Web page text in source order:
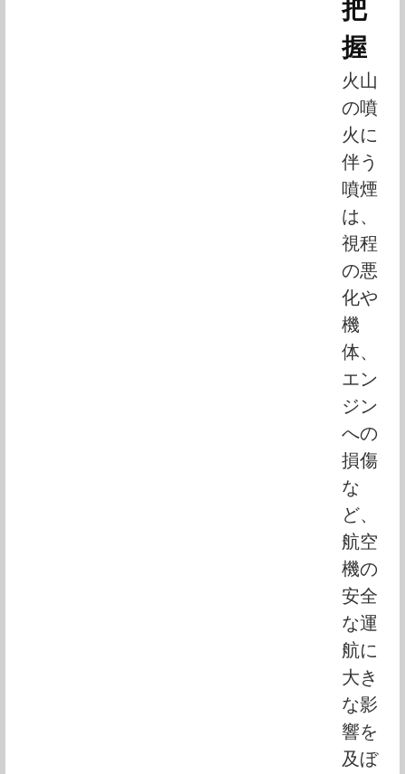
把
握
火山
の噴
火に
伴う
噴煙
は、
視程
の悪
化や
機
体、
エン
ジン
への
損傷
な
ど、
航空
機の
安全
な運
航に
大き
な影
響を
及ぼ